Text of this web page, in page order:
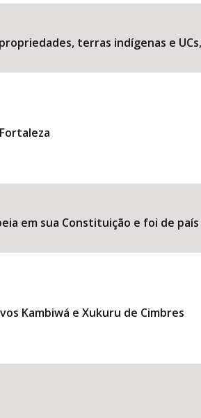
terras indígenas e
em sua Constituição e foi de
Kambiwá e Xukuru de Cimbres